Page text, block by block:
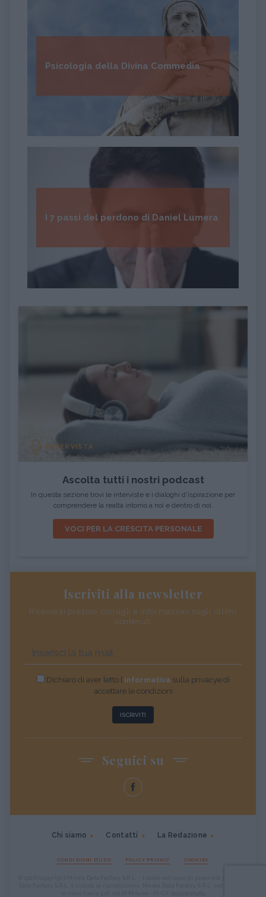
Psicologia della Divina Commedia
I 7 passi del perdono di Daniel Lumera
INTERVISTA
Ascolta tutti i nostri podcast
In questa sezione trovi le interviste e i dialoghi d'ispirazione per
comprendere la realtà intorno a noi e dentro di noi.
VOCI PER LA CRESCITA PERSONALE
Iscriviti alla newsletter
Riceverai preziosi consigli e informazioni sugli ultimi
contenuti
Dichiaro di aver letto l’informativasulla privacye di
accettare le condizioni
ISCRIVITI
Seguici su
Chi siamo Contatti La Redazione
CONDIZIONI D'USO POLICY PRIVACY COOKIES